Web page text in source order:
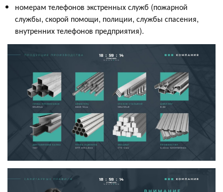
номерам телефонов экстренных служб (пожарной
службы, скорой помощи, полиции, службы спасения,
внутренних телефонов предприятия).